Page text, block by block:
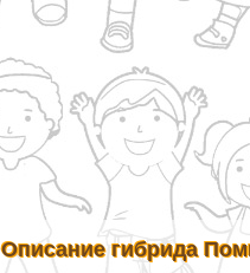
Описание гибрида